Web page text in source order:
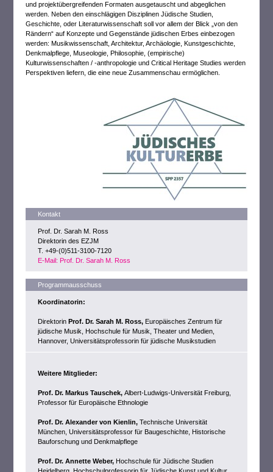
und projektübergreifenden Formaten ausgetauscht und abgeglichen
werden. Neben den einschlägigen Disziplinen Jüdische Studien,
Geschichte, oder Literaturwissenschaft soll vor allem der Blick „von den
Rändern“ auf Konzepte und Gegenstände jüdischen Erbes einbezogen
werden: Musikwissenschaft, Architektur, Archäologie, Kunstgeschichte,
Denkmalpflege, Museologie, Philosophie, (empirische)
Kulturwissenschaften / -anthropologie und Critical Heritage Studies werden
Perspektiven liefern, die eine neue Zusammenschau ermöglichen.
Kontakt
Prof. Dr. Sarah M. Ross
Direktorin des EZJM
T. +49-(0)511-3100-7120
E-Mail: Prof. Dr. Sarah M. Ross
Programmausschuss
Koordinatorin:
DirektorinProf. Dr. Sarah M. Ross, Europäisches Zentrum für
jüdische Musik, Hochschule für Musik, Theater und Medien,
Hannover, Universitätsprofessorin für jüdische Musikstudien
Weitere Mitglieder:
Prof. Dr. Markus Tauschek,Albert-Ludwigs-Universität Freiburg,
Professor für Europäische Ethnologie
Prof. Dr. Alexander von Kienlin, Technische Universität
München, Universitätsprofessor für Baugeschichte, Historische
Bauforschung und Denkmalpflege
Prof. Dr. Annette Weber, Hochschule für Jüdische Studien